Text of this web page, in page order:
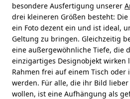
besondere Ausfertigung unserer
drei kleineren Größen besteht:
ein Foto dezent ein und ist ideal,
Geltung zu bringen. Gleichzeitig
eine außergewöhnliche Tiefe, die
einzigartiges Designobjekt wirken
Rahmen frei auf einem Tisch oder
werden. Für alle, die ihr Bild
wollen, ist eine Aufhängung als